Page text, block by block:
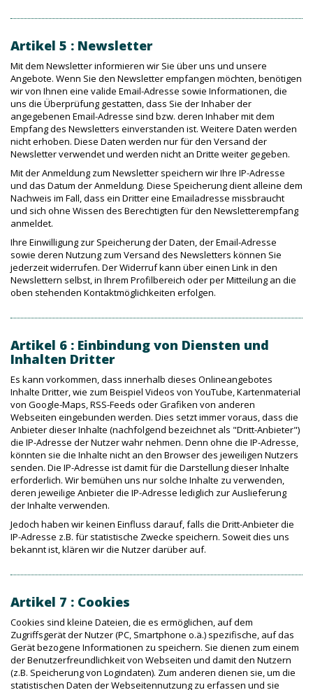
Artikel 5 : Newsletter
Mit dem Newsletter informieren wir Sie über uns und unsere
Angebote. Wenn Sie den Newsletter empfangen möchten, benötigen
wir von Ihnen eine valide Email-Adresse sowie Informationen, die
uns die Überprüfung gestatten, dass Sie der Inhaber der
angegebenen Email-Adresse sind bzw. deren Inhaber mit dem
Empfang des Newsletters einverstanden ist. Weitere Daten werden
nicht erhoben. Diese Daten werden nur für den Versand der
Newsletter verwendet und werden nicht an Dritte weiter gegeben.
Mit der Anmeldung zum Newsletter speichern wir Ihre IP-Adresse
und das Datum der Anmeldung. Diese Speicherung dient alleine dem
Nachweis im Fall, dass ein Dritter eine Emailadresse missbraucht
und sich ohne Wissen des Berechtigten für den Newsletterempfang
anmeldet.
Ihre Einwilligung zur Speicherung der Daten, der Email-Adresse
sowie deren Nutzung zum Versand des Newsletters können Sie
jederzeit widerrufen. Der Widerruf kann über einen Link in den
Newslettern selbst, in Ihrem Profilbereich oder per Mitteilung an die
oben stehenden Kontaktmöglichkeiten erfolgen.
Artikel 6 : Einbindung von Diensten und
Inhalten Dritter
Es kann vorkommen, dass innerhalb dieses Onlineangebotes
Inhalte Dritter, wie zum Beispiel Videos von YouTube, Kartenmaterial
von Google-Maps, RSS-Feeds oder Grafiken von anderen
Webseiten eingebunden werden. Dies setzt immer voraus, dass die
Anbieter dieser Inhalte (nachfolgend bezeichnet als "Dritt-Anbieter")
die IP-Adresse der Nutzer wahr nehmen. Denn ohne die IP-Adresse,
könnten sie die Inhalte nicht an den Browser des jeweiligen Nutzers
senden. Die IP-Adresse ist damit für die Darstellung dieser Inhalte
erforderlich. Wir bemühen uns nur solche Inhalte zu verwenden,
deren jeweilige Anbieter die IP-Adresse lediglich zur Auslieferung
der Inhalte verwenden.
Jedoch haben wir keinen Einfluss darauf, falls die Dritt-Anbieter die
IP-Adresse z.B. für statistische Zwecke speichern. Soweit dies uns
bekannt ist, klären wir die Nutzer darüber auf.
Artikel 7 : Cookies
Cookies sind kleine Dateien, die es ermöglichen, auf dem
Zugriffsgerät der Nutzer (PC, Smartphone o.ä.) spezifische, auf das
Gerät bezogene Informationen zu speichern. Sie dienen zum einem
der Benutzerfreundlichkeit von Webseiten und damit den Nutzern
(z.B. Speicherung von Logindaten). Zum anderen dienen sie, um die
statistischen Daten der Webseitennutzung zu erfassen und sie